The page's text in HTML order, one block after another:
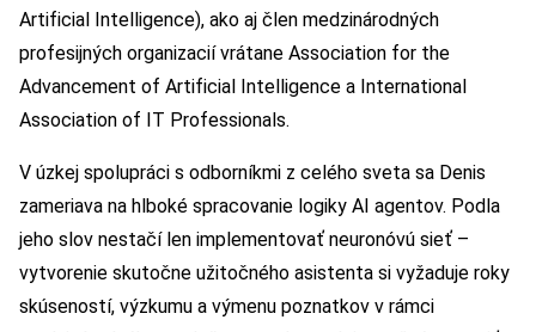
Artificial Intelligence), ako aj člen medzinárodných
profesijných organizacií vrátane Association for the
Advancement of Artificial Intelligence a International
Association of IT Professionals.
V úzkej spolupráci s odborníkmi z celého sveta sa Denis
zameriava na hlboké spracovanie logiky AI agentov. Podla
jeho slov nestačí len implementovať neuronóvú sieť –
vytvorenie skutočne užitočného asistenta si vyžaduje roky
skúseností, výzkumu a výmenu poznatkov v rámci